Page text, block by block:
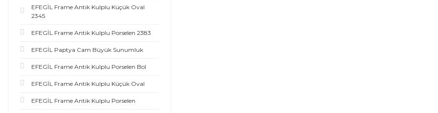
EFEGİL Frame Antik Kulplu Küçük Oval
2345
EFEGİL Frame Antik Kulplu Porselen 2383
EFEGİL Paptya Cam Büyük Sunumluk
EFEGİL Frame Antik Kulplu Porselen Bol
EFEGİL Frame Antik Kulplu Küçük Oval
EFEGİL Frame Antik Kulplu Porselen